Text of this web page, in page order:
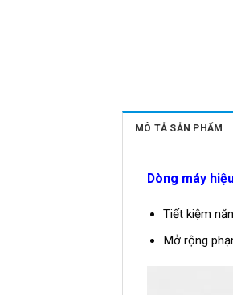
MÔ TẢ SẢN PHẨM
Dòng máy
Tiết kiệm
Mở rộng